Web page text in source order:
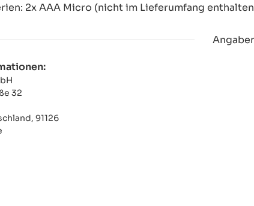
2x AAA Micro (nicht im Lieferumfang
32
91126